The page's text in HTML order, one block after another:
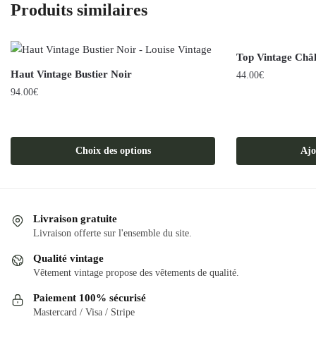
Produits similaires
Haut Vintage Bustier Noir
94.00€
Choix des options
plusieurs
options
peuvent
être
choisies
la
Top Vintage
44.00€
Livraison gratuite
Livraison offerte sur l'ensemble du site.
Qualité vintage
Vêtement vintage propose des vêtements de qualité.
Paiement 100% sécurisé
Mastercard / Visa / Stripe